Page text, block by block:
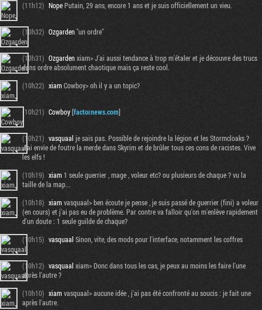
(11h12) NopePutain, 29 ans, encore 1 ans et je suis officiellement un vieu.
(10h32) Ozgarden"un ordre"
(10h31) Ozgardenxiam> J'ai aussi tendance à trop m'étaler et je découvre des trucs
dans ordre absolument chaotique mais ça reste cool.
(10h22) xiamCowboy> oh il y a un topic?
(10h21) Cowboy[factornews.com]
(10h21) vasquaal je sais pas. Possible de rejoindre la légion et les Stormcloaks ?
J'ai envie de foutre la merde dans Skyrim et de brûler tous ces cons de racistes. Vive
les elfs !
(10h19) xiam1 seule guerrier , mage , voleur etc? ou plusieurs de chaque ? vu la
taille de la map...
(10h18) xiamvasquaal> ben écoute je pense , je suis passé de guerrier (fini) a voleur
(en cours) et j'ai pas eu de problème. Par contre va falloir qu'on m'enlève rapidement
d'un doute : 1 seule guilde de chaque?
(10h15) vasquaal Sinon, vite, des mods pour l'interface, notamment les coffres
(10h12) vasquaal xiam> Donc dans tous les cas, je peux au moins les faire l'une
après l'autre ?
(10h10) xiamvasquaal> aucune idée , j'ai pas été confronté au soucis : je fait une
après l'autre.